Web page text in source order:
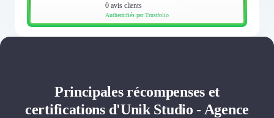
0 avis clients
Authentifiés par Trustfolio
Principales récompenses et
certifications d'Unik Studio - Agence